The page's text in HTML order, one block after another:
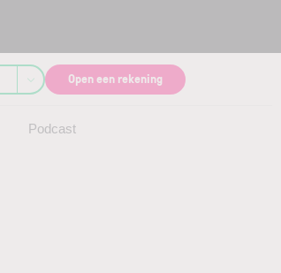
Podcast
Open een rekening